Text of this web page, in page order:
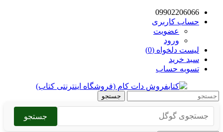
09902206066
حساب کاربری
عضویت
ورود
لیست دلخواه (0)
سبد خرید
تسویه حساب
جستجو
جستجو